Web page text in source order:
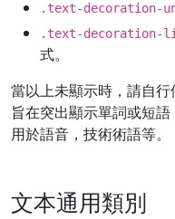
.text-decoration-
.text-decoration-
式。
當以上未顯示時，請自
旨在突出顯示單詞或短
用於語音，技術術語等。
文本通用類別